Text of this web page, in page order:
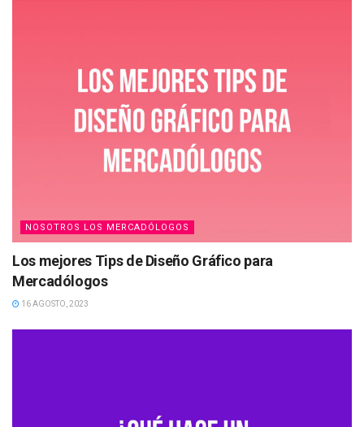
NOSOTROS LOS MERCADÓLOGOS
Los mejores Tips de Diseño Gráfico para
Mercadólogos
16 AGOSTO, 2023